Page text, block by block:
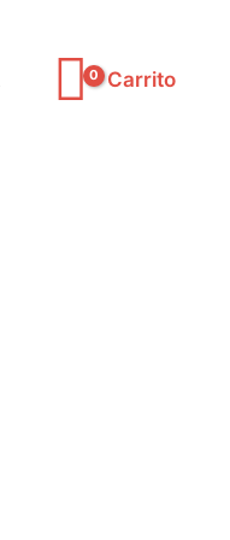
Carrito